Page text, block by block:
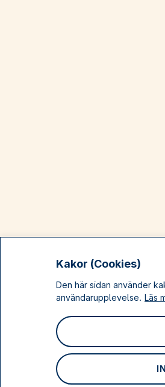
Kakor (Cookies)
Den här sidan använder
användarupplevelse. Läs